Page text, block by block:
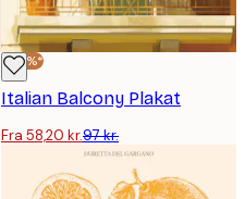
-40%*
Italian Balcony Plakat
Fra 58,20 kr.97 kr.